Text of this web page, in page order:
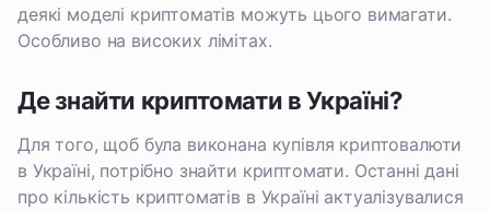
деякі моделі криптоматів можуть цього вимагати.
Особливо на високих лімітах.
Де знайти криптомати в Україні?
Для того, щоб була виконана купівля криптовалюти
в Україні, потрібно знайти криптомати. Останні дані
про кількість криптоматів в Україні актуалізувалися